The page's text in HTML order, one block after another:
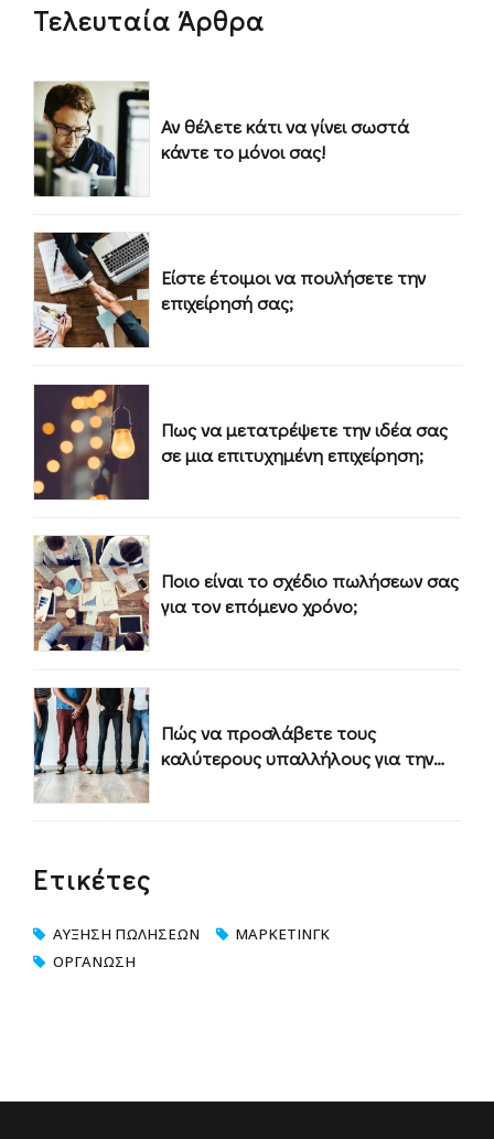
Τελευταία Άρθρα
Αν θέλετε κάτι να γίνει σωστά
κάντε το μόνοι σας!
Είστε έτοιμοι να πουλήσετε την
επιχείρησή σας;
Πως να μετατρέψετε την ιδέα σας
σε μια επιτυχημένη επιχείρηση;
Ποιο είναι το σχέδιο πωλήσεων σας
για τον επόμενο χρόνο;
Πώς να προσλάβετε τους
καλύτερους υπαλλήλους για την
Ετικέτες
ΑΎΞΗΣΗ ΠΩΛΉΣΕΩΝ
ΜΆΡΚΕΤΙΝΓΚ
ΟΡΓΆΝΩΣΗ